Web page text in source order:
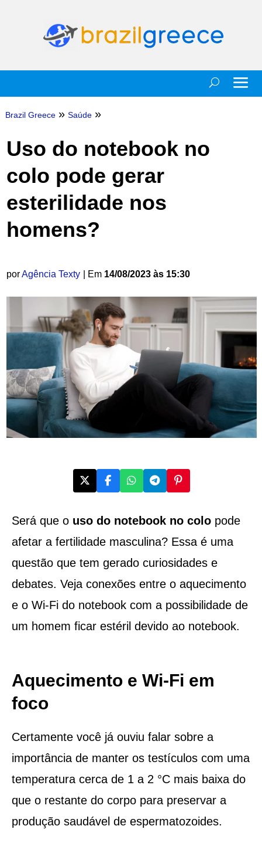
Brazil Greece » Saúde »
Uso do notebook no
colo pode gerar
esterilidade nos
homens?
porAgência Texty | Em 14/08/2023 às 15:30
Será que o uso do notebook no colopode
afetar a fertilidade masculina? Essa é uma
questão que tem gerado curiosidades e
debates. Veja conexões entre o aquecimento
e o Wi-Fi do notebook com a possibilidade de
um homem ficar estéril devido ao notebook.
Aquecimento e Wi-Fi em
foco
Certamente você já ouviu falar sobre a
importância de manter os testículos com uma
temperatura cerca de 1 a 2 °C mais baixa do
que o restante do corpo para preservar a
produção saudável de espermatozoides.